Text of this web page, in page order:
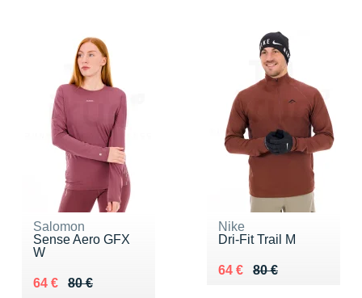
Salomon
Sense Aero GFX
W
80 €
Au lieu de 80 €
64 €
Vendu 64 €
Nike
Dri-Fit Trail M
80 €
Au lieu de 80 €
64 €
Vendu 64 €